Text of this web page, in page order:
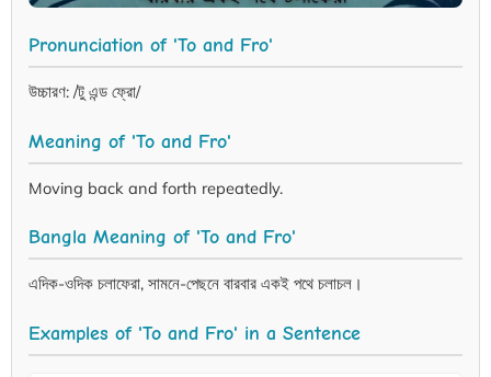
Pronunciation of 'To and Fro'
উচ্চারণ: /টু এন্ড ফ্রো/
Meaning of 'To and Fro'
Moving back and forth repeatedly.
Bangla Meaning of 'To and Fro'
এদিক-ওদিক চলাফেরা, সামনে-পেছনে বারবার একই পথে চলাচল।
Examples of 'To and Fro' in a Sentence